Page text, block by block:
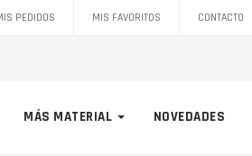
PEDIDOS MIS FAVORITOS CONTACTO
MÁS MATERIAL NOVEDADES